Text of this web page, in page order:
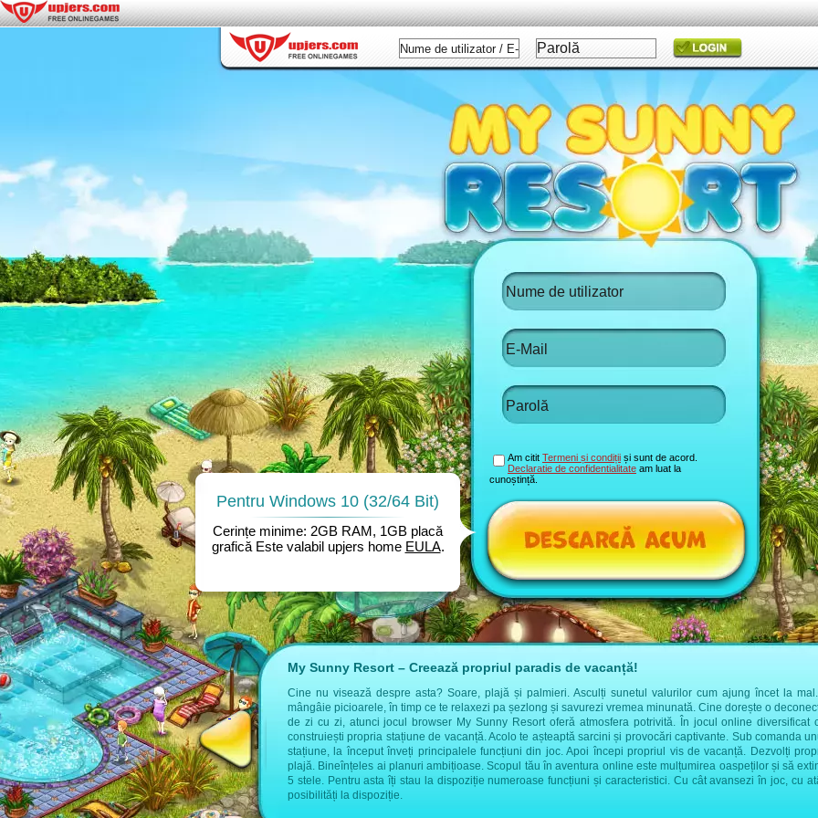
informații suplimentare:
de la upjers
My Sunny Resort – Creează propriul paradis de vacanță!
Cine nu visează despre asta? Soare, plajă și palmieri. Asculți sunetul valurilor cum ajung încet la
mângâie picioarele, în timp ce te relaxezi pa șezlong și savurezi vremea minunată. Cine dorește o
de zi cu zi, atunci jocul browser My Sunny Resort oferă atmosfera potrivită. În jocul online diversificat
construiești propria stațiune de vacanță. Acolo te așteaptă sarcini și provocări captivante. Sub comanda
stațiune, la început înveți principalele funcțiuni din joc. Apoi începi propriul vis de vacanță. Dezvolți
plajă. Bineînțeles ai planuri ambițioase. Scopul tău în aventura online este mulțumirea oaspeților și să
5 stele. Pentru asta îți stau la dispoziție numeroase funcțiuni și caracteristici. Cu cât avansezi în joc, cu
posibilități la dispoziție.
Am citit Termeni și condițiiși sunt de acord.
Declaratie de confidentialitateam luat la
cunoștință.
Pentru Windows 10 (32/64 Bit)
Cerințe minime: 2GB RAM, 1GB placă
grafică Este valabil upjers home EULA.